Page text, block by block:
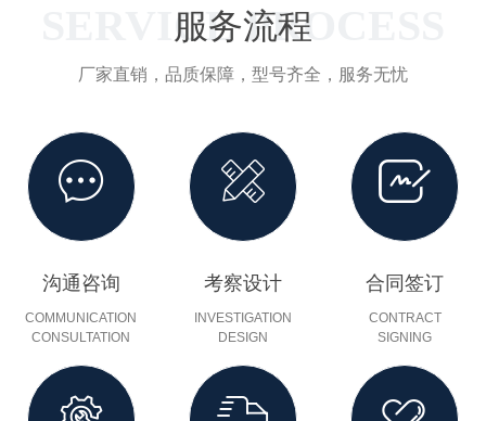
SERVICE PROCESS
服务流程
厂家直销，品质保障，型号齐全，服务无忧
沟通咨询
COMMUNICATION
CONSULTATION
考察设计
INVESTIGATION
DESIGN
合同签订
CONTRACT
SIGNING